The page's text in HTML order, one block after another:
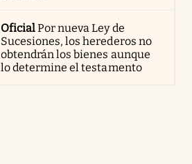
OficialPor nueva Ley de
Sucesiones, los herederos no
obtendrán los bienes aunque
lo determine el testamento